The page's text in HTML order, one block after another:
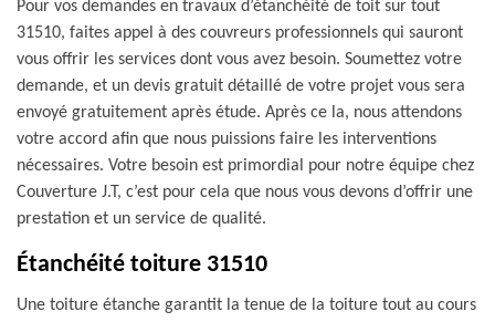
Pour vos demandes en travaux d’étanchéité de toit sur tout
31510, faites appel à des couvreurs professionnels qui sauront
vous offrir les services dont vous avez besoin. Soumettez votre
demande, et un devis gratuit détaillé de votre projet vous sera
envoyé gratuitement après étude. Après ce la, nous attendons
votre accord afin que nous puissions faire les interventions
nécessaires. Votre besoin est primordial pour notre équipe chez
Couverture J.T, c’est pour cela que nous vous devons d’offrir une
prestation et un service de qualité.
Étanchéité toiture 31510
Une toiture étanche garantit la tenue de la toiture tout au cours